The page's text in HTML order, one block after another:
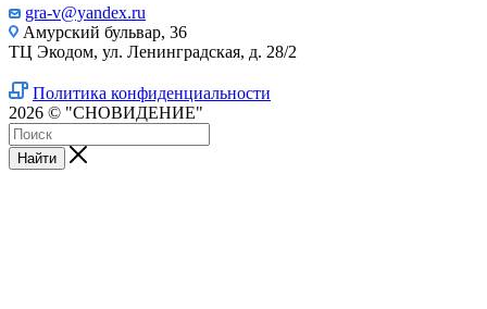
gra-v@yandex.ru
Амурский бульвар, 36
ТЦ Экодом, ул. Ленинградская, д. 28/2
Политика конфиденциальности
2026 © "СНОВИДЕНИЕ"
Найти